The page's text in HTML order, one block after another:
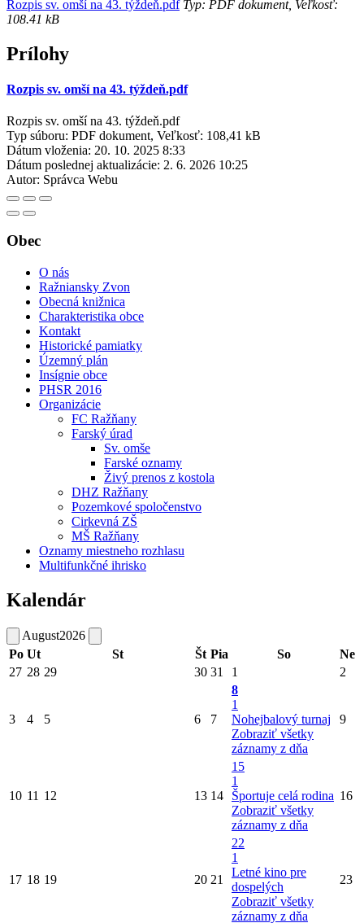
Rozpis sv. omší na 43. týždeň.pdfTyp: PDF dokument, Veľkosť:
108.41 kB
Prílohy
Rozpis sv. omší na 43. týždeň.pdf
Rozpis sv. omší na 43. týždeň.pdf
Typ súboru: PDF dokument, Veľkosť: 108,41 kB
Dátum vloženia: 20. 10. 2025 8:33
Dátum poslednej aktualizácie: 2. 6. 2026 10:25
Autor: Správca Webu
Obec
O nás
Ražniansky Zvon
Obecná knižnica
Charakteristika obce
Kontakt
Historické pamiatky
Územný plán
Insígnie obce
PHSR 2016
Organizácie
FC Ražňany
Farský úrad
Sv. omše
Farské oznamy
Živý prenos z kostola
DHZ Ražňany
Pozemkové spoločenstvo
Cirkevná ZŠ
MŠ Ražňany
Oznamy miestneho rozhlasu
Multifunkčné ihrisko
Kalendár
August2026
Po Ut St Št Pia So
Ne
27 28 29 30 31 1 2
3 4 5 6 7
8
1
Nohejbalový turnaj
Zobraziť všetky
záznamy z dňa
9
10 11 12 13 14
15
1
Športuje celá rodina
Zobraziť všetky
záznamy z dňa
16
17 18 19 20 21
22
1
Letné kino pre
dospelých
Zobraziť všetky
záznamy z dňa
23